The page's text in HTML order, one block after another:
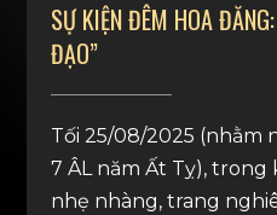
SỰ KIỆN ĐÊM HOA
ĐẠO”
Tối 25/08/2025 (nhằm
7 ÂL năm Ất Tỵ),
nhẹ nhàng, trang